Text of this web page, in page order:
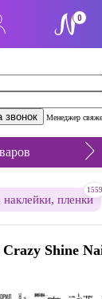
Менеджер
0
пленки
1559
Crazy Shine